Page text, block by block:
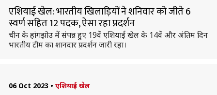
एशियाई खेल: भारतीय खिलाड़ियों ने शनिवार को जीते 6
स्वर्ण सहित 12 पदक, ऐसा रहा प्रदर्शन
चीन के हांगझोउ में संपन्न हुए 19वें एशियाई खेल के 14वें और अंतिम दिन
भारतीय टीम का शानदार प्रदर्शन जारी रहा।
06 Oct 2023 • एशियाई खेल